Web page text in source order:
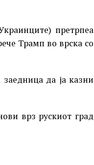
претрпеа
Трамп во врска со
да ја казни
врз рускиот град